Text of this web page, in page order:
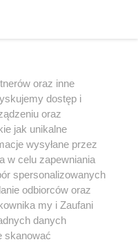
być powielany i
w jakikolwiek sposób (w
jakimkolwiek polu
z umieszczaniem w Internecie
użycie lub
z naruszeniem prawa, tzn.
kary i może być ścigane
oraz inne
dostęp i
oraz
jak unikalne
wysyłane przez
w celu zapewniania
spersonalizowanych
odbiorców oraz
my i Zaufani
danych
skanować